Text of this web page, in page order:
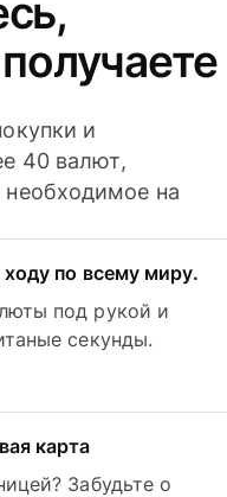
и
40 валют,
на
по всему миру.
под рукой и
секунды.
карта
Забудьте о